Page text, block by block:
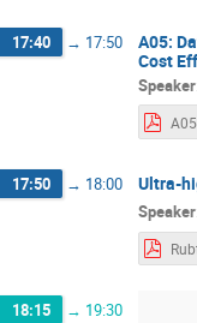
17:40 → 17:50
A05:
Cost
Speaker
17:50 → 18:00 Ultra-
Speaker
18:15 → 19:30